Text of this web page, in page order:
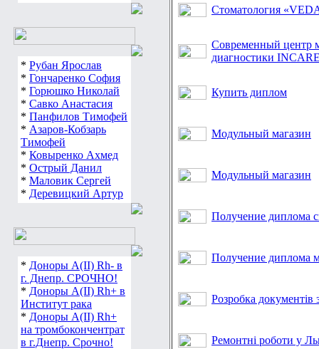
* Рубан Ярослав
* Гончаренко София
* Горюшко Николай
* Савко Анастасия
* Панфилов Тимофей
* Азаров-Кобзарь
Тимофей
* Ковыренко Ахмед
* Острый Данил
* Маловик Сергей
* Деревицкий Артур
* Доноры А(ІІ) Rh- в
г. Днепр. СРОЧНО!
* Доноры А(ІІ) Rh+ в
Институт рака
* Доноры А(ІІ) Rh+
на тромбокончентрат
в г.Днепр. Срочно!
Стоматология
Современный центр
диагностики
Купить диплом
Модульный магазин
Модульный магазин
Получение диплома
Получение диплома
Розробка документів
Ремонтні роботи у